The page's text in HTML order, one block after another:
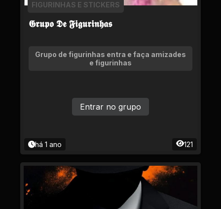
𝕲𝖗𝖚𝖕𝖔 𝕯𝖊 𝕱𝖎𝖌𝖚𝖗𝖎𝖓𝖍𝖆𝖘
FIGURINHAS E STICKERS
Grupo de figurinhas entra e faça amizades
e figurinhas
há 1 ano 121
Entrar no grupo